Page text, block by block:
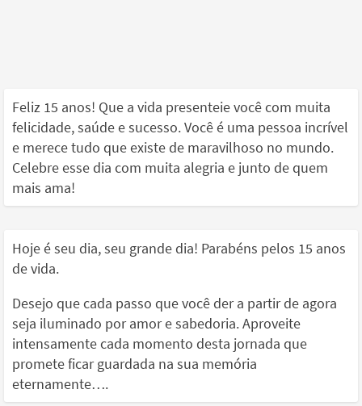
Feliz 15 anos! Que a vida presenteie você com muita
felicidade, saúde e sucesso. Você é uma pessoa incrível
e merece tudo que existe de maravilhoso no mundo.
Celebre esse dia com muita alegria e junto de quem
mais ama!
Hoje é seu dia, seu grande dia! Parabéns pelos 15 anos
de vida.
Desejo que cada passo que você der a partir de agora
seja iluminado por amor e sabedoria. Aproveite
intensamente cada momento desta jornada que
promete ficar guardada na sua memória
eternamente….